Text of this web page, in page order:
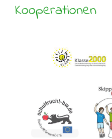
Kooperationen